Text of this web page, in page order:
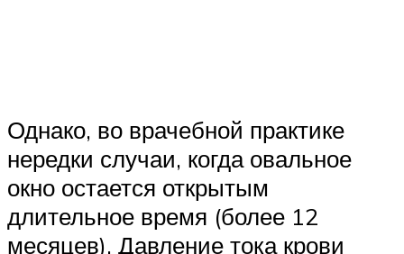
Однако, во врачебной практике
нередки случаи, когда овальное
окно остается открытым
длительное время (более 12
месяцев). Давление тока крови